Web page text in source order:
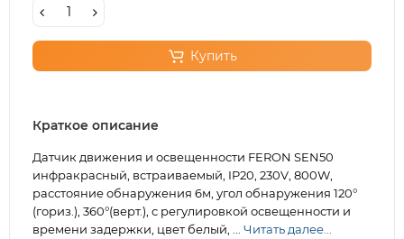
Купить
Краткое описание
Датчик движения и освещенности FERON SEN50
инфракрасный, встраиваемый, IP20, 230V, 800W,
расстояние обнаружения 6м, угол обнаружения 120°
(гориз.), 360°(верт.), с регулировкой освещенности и
времени задержки, цвет белый, ... Читать далее...